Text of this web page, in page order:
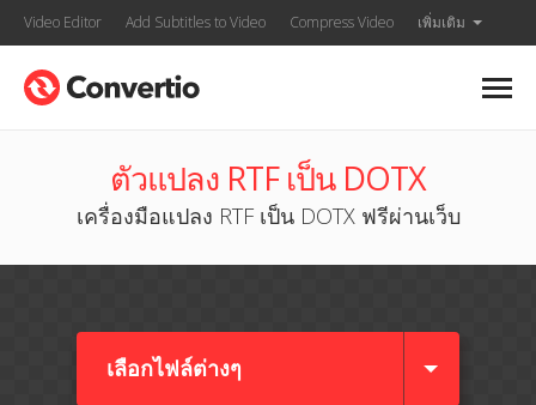
Video Editor Add Subtitles to Video Compress Video เพิ่มเติม
ตัวแปลง RTF เป็น DOTX
เครื่องมือแปลง RTF เป็น DOTX ฟรีผ่านเว็บ
เลือกไฟล์ต่างๆ​